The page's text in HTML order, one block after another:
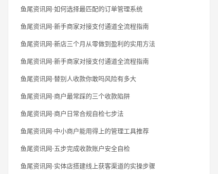
鱼尾资讯网·如何选择最匹配的订单管理系统
鱼尾资讯网·新手商家对接支付通道全流程指南
鱼尾资讯网·新店三个月从零做到盈利的实用方法
鱼尾资讯网·新手商家对接支付通道全流程指南
鱼尾资讯网·替别人收款你敢吗风险有多大
鱼尾资讯网·商户最常踩的三个收款陷阱
鱼尾资讯网·商户日常合规自检七步法
鱼尾资讯网·中小商户能用得上的管理工具推荐
鱼尾资讯网·五步完成收款账户安全自检
鱼尾资讯网·实体店搭建线上获客渠道的实操步骤